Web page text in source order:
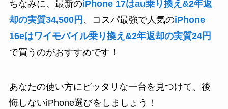
ちなみに、最新のiPhone 17はau乗り換え&2年返
却の実質34,500円 、コスパ最強で人気のiPhone
16eはワイモバイル乗り換え&2年返却の実質24円
で買うのがおすすめです！
あなたの使い方にピッタリな一台を見つけて、後
悔しないiPhone選びをしましょう！